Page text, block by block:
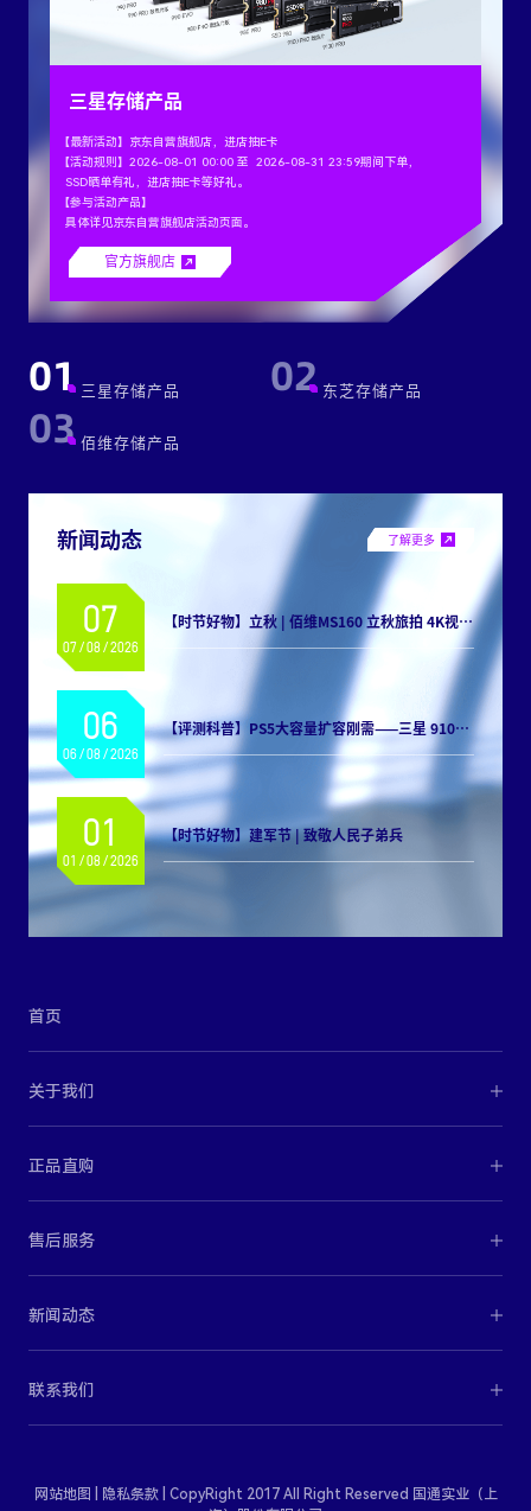
三星存储产品
【最新活动】京东自营旗舰店，进店抽E卡
【活动规则】2026-08-01 00:00 至 2026-08-31 23:59期间下单，
SSD晒单有礼，进店抽E卡等好礼。
【参与活动产品】
具体详见京东自营旗舰店活动页面。
官方旗舰店
01 三星存储产品 02 东芝存储产品
03 佰维存储产品
新闻动态 了解更多
07
07/08/2026
【时节好物】 立秋 | 佰维MS160 立秋旅拍 4K视频畅快存储
06
06/08/2026
【评测科普】 PS5大容量扩容刚需——三星 9100 PRO固态硬盘
01
01/08/2026
【时节好物】 建军节 | 致敬人民子弟兵
首页
关于我们
正品直购
售后服务
新闻动态
联系我们
网站地图 隐私条款| CopyRight 2017 All Right Reserved 国通实业（上